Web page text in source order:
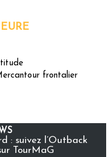
frontalier
: suivez l’Outback
TourMaG